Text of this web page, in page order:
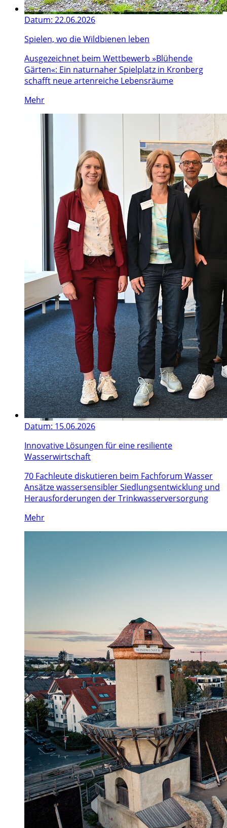
Datum: 22.06.2026
Spielen, wo die Wildbienen leben
Ausgezeichnet beim Wettbewerb »Blühende
Gärten«: Ein naturnaher Spielplatz in Kronberg
schafft neue artenreiche Lebensräume
Mehr
Datum: 15.06.2026
Innovative Lösungen für eine resiliente
Wasserwirtschaft
70 Fachleute diskutieren beim Fachforum Wasser
Ansätze wassersensibler Siedlungsentwicklung und
Herausforderungen der Trinkwasserversorgung
Mehr